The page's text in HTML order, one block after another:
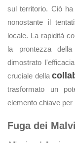
sul territorio. Ciò
nonostante il
locale. La rapidità
la prontezza
dimostrato
cruciale della
trasformato un
elemento chiave per
Fuga dei